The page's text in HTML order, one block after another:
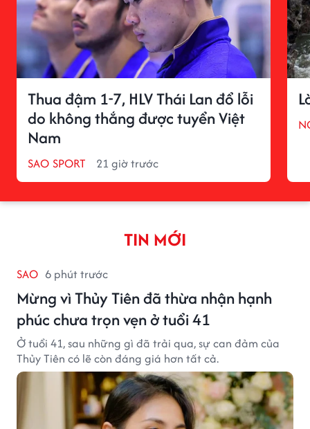
Thua đậm 1-7, HLV Thái Lan đổ lỗi
do không thắng được tuyển Việt
Nam
SAO SPORT 21 giờ trước
TIN MỚI
SAO 6 phút trước
Mừng vì Thủy Tiên đã thừa nhận hạnh
phúc chưa trọn vẹn ở tuổi 41
Ở tuổi 41, sau những gì đã trải qua, sự can đảm của
Thủy Tiên có lẽ còn đáng giá hơn tất cả.